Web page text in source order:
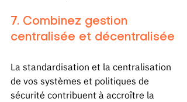
7. Combinez gestion
centralisée et décentralisée
La standardisation et la centralisation
de vos systèmes et politiques de
sécurité contribuent à accroître la